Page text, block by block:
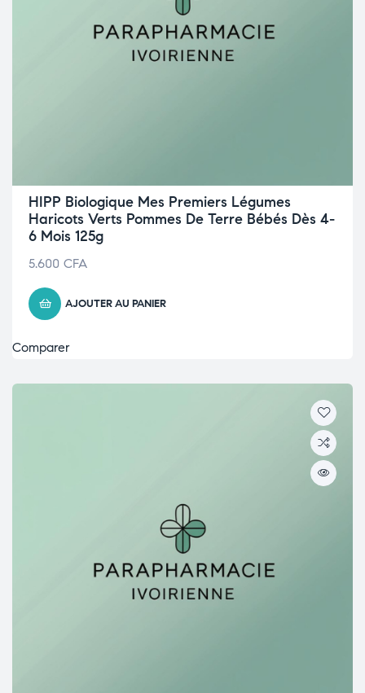
HIPP Biologique Mes Premiers Légumes
Haricots Verts Pommes De Terre Bébés Dès 4-
6 Mois 125g
5.600 CFA
AJOUTER AU PANIER
Comparer